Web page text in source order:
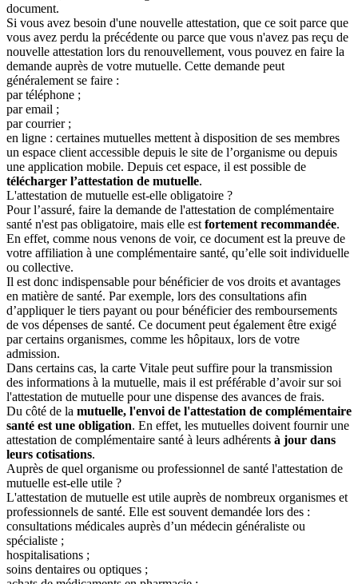
document.
Si vous avez besoin d'une nouvelle attestation, que ce soit parce que
vous avez perdu la précédente ou parce que vous n'avez pas reçu de
nouvelle attestation lors du renouvellement, vous pouvez en faire la
demande auprès de votre mutuelle. Cette demande peut
généralement se faire :
par téléphone ;
par email ;
par courrier ;
en ligne : certaines mutuelles mettent à disposition de ses membres
un espace client accessible depuis le site de l’organisme ou depuis
une application mobile. Depuis cet espace, il est possible de
télécharger l’attestation de mutuelle.
L'attestation de mutuelle est-elle obligatoire ?
Pour l’assuré, faire la demande de l'attestation de complémentaire
santé n'est pas obligatoire, mais elle est fortement recommandée.
En effet, comme nous venons de voir, ce document est la preuve de
votre affiliation à une complémentaire santé, qu’elle soit individuelle
ou collective.
Il est donc indispensable pour bénéficier de vos droits et avantages
en matière de santé. Par exemple, lors des consultations afin
d’appliquer le tiers payant ou pour bénéficier des remboursements
de vos dépenses de santé. Ce document peut également être exigé
par certains organismes, comme les hôpitaux, lors de votre
admission.
Dans certains cas, la carte Vitale peut suffire pour la transmission
des informations à la mutuelle, mais il est préférable d’avoir sur soi
l'attestation de mutuelle pour une dispense des avances de frais.
Du côté de la mutuelle, l'envoi de l'attestation de complémentaire
santé est une obligation. En effet, les mutuelles doivent fournir une
attestation de complémentaire santé à leurs adhérents à jour dans
leurs cotisations.
Auprès de quel organisme ou professionnel de santé l'attestation de
mutuelle est-elle utile ?
L'attestation de mutuelle est utile auprès de nombreux organismes et
professionnels de santé. Elle est souvent demandée lors des :
consultations médicales auprès d’un médecin généraliste ou
spécialiste ;
hospitalisations ;
soins dentaires ou optiques ;